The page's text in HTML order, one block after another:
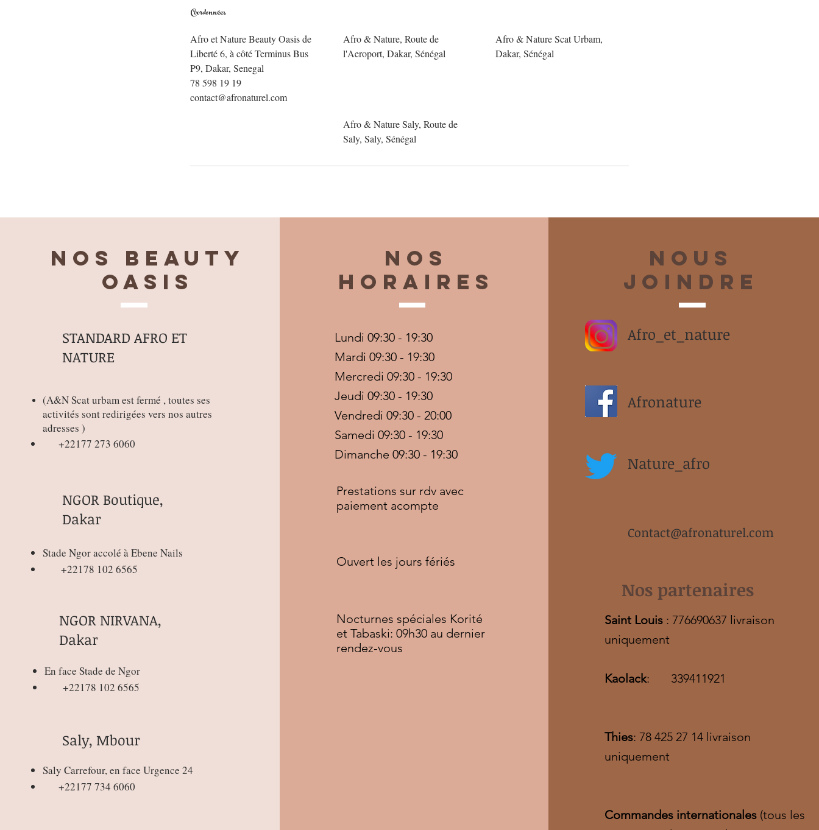
Coordonnées
Afro et Nature Beauty Oasis de
Liberté 6, à côté Terminus Bus
P9, Dakar, Senegal
78 598 19 19
contact@afronaturel.com
Afro & Nature, Route de
l'Aeroport, Dakar, Sénégal
Afro & Nature Scat Urbam,
Dakar, Sénégal
Afro & Nature Saly, Route de
Saly, Saly, Sénégal
Nos BEAUTY
OASIS
STANDARD AFRO ET
NATURE
(A&N Scat urbam est fermé , toutes ses
activités sont redirigées vers nos autres
adresses )
+22177 273 6060
NGOR Boutique,
Dakar
Stade Ngor accolé à Ebene Nails
+22178 102 6565
NGOR NIRVANA,
Dakar
En face Stade de Ngor
+22178 102 6565
Saly, Mbour
Saly Carrefour, en face Urgence 24
+22177 734 6060
Nos
horaires
Lundi 09:30 - 19:30
Mardi 09:30 - 19:30
Mercredi 09:30 - 19:30
Jeudi 09:30 - 19:30
Vendredi 09:30 - 20:00
Samedi 09:30 - 19:30
Dimanche 09:30 - 19:30
Prestations sur rdv avec
paiement acompte
Ouvert les jours fériés
Nocturnes spéciales Korité
et Tabaski: 09h30 au dernier
rendez-vous
Nous
joindre
Afro_et_nature
Afronature
Nature_afro
Contact@afronaturel.com
Nos partenaires
Saint Louis: 776690637 livraison
uniquement
Kaolack: 339411921
Thies: 78 425 27 14 livraison
uniquement
Commandes internationales(tous les